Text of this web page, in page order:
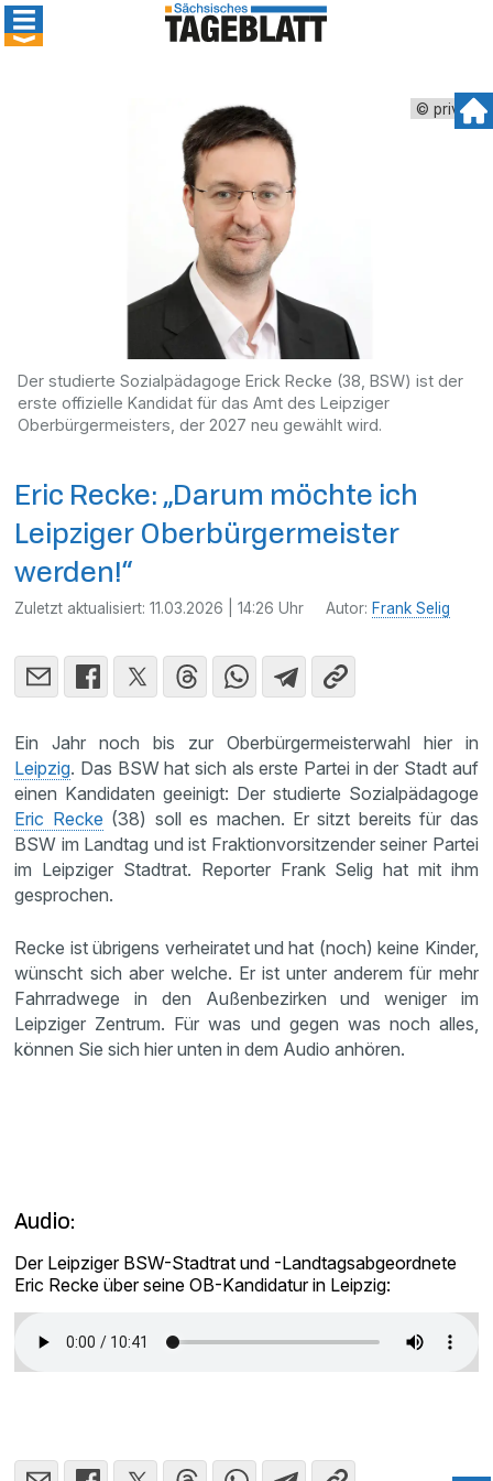
© privat
Der studierte Sozialpädagoge Erick Recke (38, BSW) ist der
erste offizielle Kandidat für das Amt des Leipziger
Oberbürgermeisters, der 2027 neu gewählt wird.
Eric Recke: „Darum möchte ich
Leipziger Oberbürgermeister
werden!“
Zuletzt aktualisiert:11.03.2026 | 14:26 Uhr Autor: Frank Selig
Ein Jahr noch bis zur Oberbürgermeisterwahl hier in
Leipzig. Das BSW hat sich als erste Partei in der Stadt auf
einen Kandidaten geeinigt: Der studierte Sozialpädagoge
Eric Recke (38) soll es machen. Er sitzt bereits für das
BSW im Landtag und ist Fraktionvorsitzender seiner Partei
im Leipziger Stadtrat. Reporter Frank Selig hat mit ihm
gesprochen.
Recke ist übrigens verheiratet und hat (noch) keine Kinder,
wünscht sich aber welche. Er ist unter anderem für mehr
Fahrradwege in den Außenbezirken und weniger im
Leipziger Zentrum. Für was und gegen was noch alles,
können Sie sich hier unten in dem Audio anhören.
Audio:
Der Leipziger BSW-Stadtrat und -Landtagsabgeordnete
Eric Recke über seine OB-Kandidatur in Leipzig: